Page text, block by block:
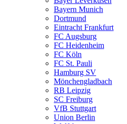
Bayern Munich
Dortmund
Eintracht Frankfurt
FC Augsburg
FC Heidenheim
FC Köln
FC St. Pauli
Hamburg SV
Mönchengladbach
RB Leipzig
SC Freiburg
VfB Stuttgart
Union Berlin